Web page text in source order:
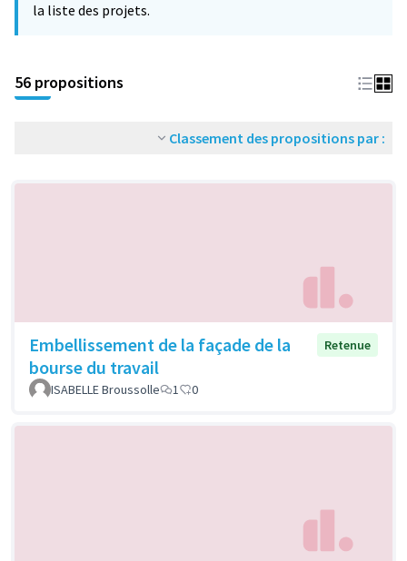
la liste des projets.
56 propositions
Classement des propositions par :
Embellissement de la façade de la
bourse du travail
Retenue
ISABELLE Broussolle 1 0